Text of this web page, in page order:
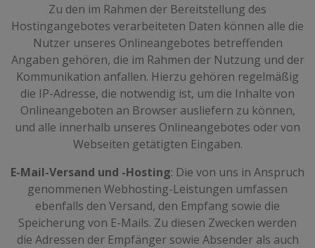
Zu den im Rahmen der Bereitstellung des
Hostingangebotes verarbeiteten Daten können alle die
Nutzer unseres Onlineangebotes betreffenden
Angaben gehören, die im Rahmen der Nutzung und der
Kommunikation anfallen. Hierzu gehören regelmäßig
die IP-Adresse, die notwendig ist, um die Inhalte von
Onlineangeboten an Browser ausliefern zu können,
und alle innerhalb unseres Onlineangebotes oder von
Webseiten getätigten Eingaben.
E-Mail-Versand und -Hosting: Die von uns in Anspruch
genommenen Webhosting-Leistungen umfassen
ebenfalls den Versand, den Empfang sowie die
Speicherung von E-Mails. Zu diesen Zwecken werden
die Adressen der Empfänger sowie Absender als auch